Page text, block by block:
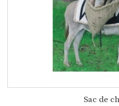
Sac de